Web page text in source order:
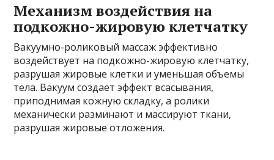
Механизм воздействия на
подкожно-жировую клетчатку
Вакуумно-роликовый массаж эффективно
воздействует на подкожно-жировую клетчатку,
разрушая жировые клетки и уменьшая объемы
тела. Вакуум создает эффект всасывания,
приподнимая кожную складку, а ролики
механически разминают и массируют ткани,
разрушая жировые отложения.